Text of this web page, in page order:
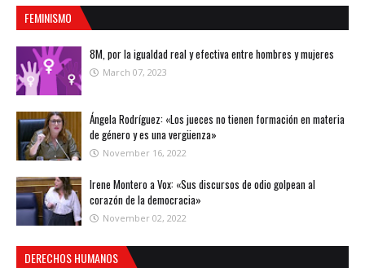
FEMINISMO
8M, por la igualdad real y efectiva entre hombres y mujeres
March 07, 2023
Ángela Rodríguez: «Los jueces no tienen formación en materia
de género y es una vergüenza»
November 16, 2022
Irene Montero a Vox: «Sus discursos de odio golpean al
corazón de la democracia»
November 02, 2022
DERECHOS HUMANOS